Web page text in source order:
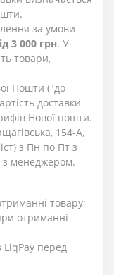
за умови
3 000 грн. У
товари,
Пошти ("до
доставки
Нової пошти.
154-А,
з Пн по Пт з
з менеджером.
товару;
отриманні
LiqPay перед